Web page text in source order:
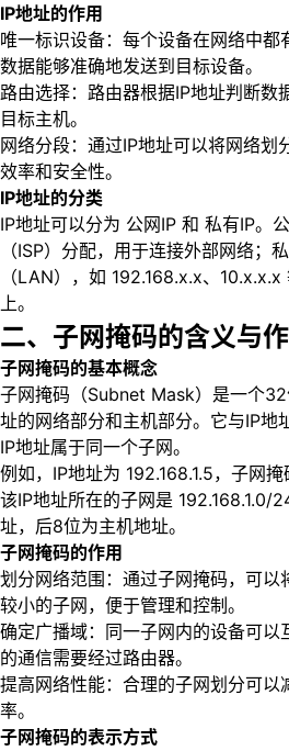
IP地址的作用
唯一标识设备：每个设备在网络中都
数据能够准确地发送到目标设备。
路由选择：路由器根据IP地址判断数
目标主机。
网络分段：通过IP地址可以将网络划
效率和安全性。
IP地址的分类
IP地址可以分为 公网IP 和 私有IP。
（ISP）分配，用于连接外部网络；
（LAN），如 192.168.x.x、
上。
二、子网掩码的含义与
子网掩码的基本概念
子网掩码（Subnet Mask）是一个
址的网络部分和主机部分。它与IP地
IP地址属于同一个子网。
例如，IP地址为 192.168.1.5，子网
该IP地址所在的子网是 192.168.1.0/
址，后8位为主机地址。
子网掩码的作用
划分网络范围：通过子网掩码，可以
较小的子网，便于管理和控制。
确定广播域：同一子网内的设备可以
的通信需要经过路由器。
提高网络性能：合理的子网划分可以
率。
子网掩码的表示方式